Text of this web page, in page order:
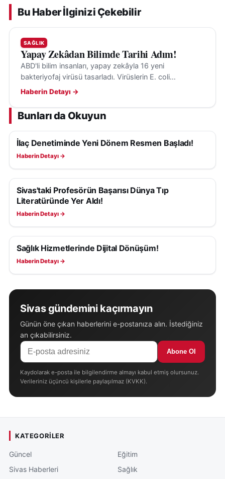
Bu Haber İlginizi Çekebilir
SAĞLIK
Yapay Zekâdan Bilimde Tarihi Adım!
ABD'li bilim insanları, yapay zekâyla 16 yeni
bakteriyofaj virüsü tasarladı. Virüslerin E. coli
bakterilerini hedef aldığı ve insanlara tehdit
Haberin Detayı →
Bunları da Okuyun
SAĞLIK
İlaç Denetiminde Yeni Dönem Resmen Başladı!
Haberin Detayı →
SAĞLIK
Sivas'taki Profesörün Başarısı Dünya Tıp
Literatüründe Yer Aldı!
Haberin Detayı →
SAĞLIK
Sağlık Hizmetlerinde Dijital Dönüşüm!
Haberin Detayı →
Sivas gündemini kaçırmayın
Günün öne çıkan haberlerini e-postanıza alın. İstediğiniz
an çıkabilirsiniz.
Abone Ol
Kaydolarak e-posta ile bilgilendirme almayı kabul etmiş olursunuz.
Verileriniz üçüncü kişilerle paylaşılmaz (KVKK).
KATEGORILER
Güncel
Sivas Haberleri
Eğitim
Sağlık